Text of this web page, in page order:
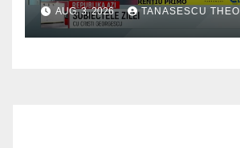
AUG. 3, 2026 TANASESCU THEO